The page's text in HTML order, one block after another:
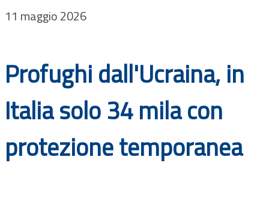
Progetti
Bandi
Guide
11 maggio 2026
Profughi dall'Ucraina, in
Italia solo 34 mila con
protezione temporanea